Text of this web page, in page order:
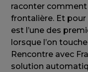
raconter
frontalière. Et
est l’une des
lorsque l’on
Rencontre avec
solution